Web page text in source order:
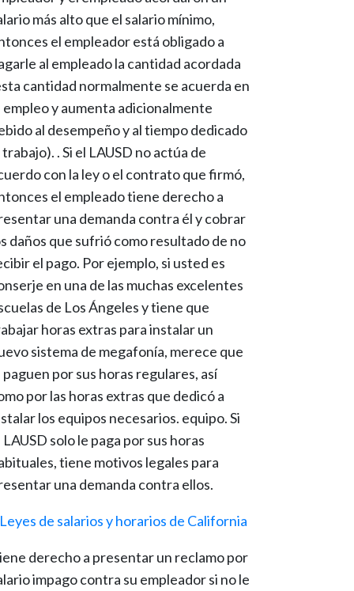
más alto que el salario mínimo,
el empleador está obligado a
al empleado la cantidad acordada
cantidad normalmente se acuerda en
empleo y aumenta adicionalmente
al desempeño y al tiempo dedicado
trabajo). . Si el LAUSD no actúa de
con la ley o el contrato que firmó,
el empleado tiene derecho a
una demanda contra él y cobrar
daños que sufrió como resultado de no
el pago. Por ejemplo, si usted es
en una de las muchas excelentes
de Los Ángeles y tiene que
horas extras para instalar un
sistema de megafonía, merece que
paguen por sus horas regulares, así
por las horas extras que dedicó a
los equipos necesarios. equipo. Si
LAUSD solo le paga por sus horas
tiene motivos legales para
una demanda contra ellos.
Leyes de salarios y horarios de California
derecho a presentar un reclamo por
impago contra su empleador si no le